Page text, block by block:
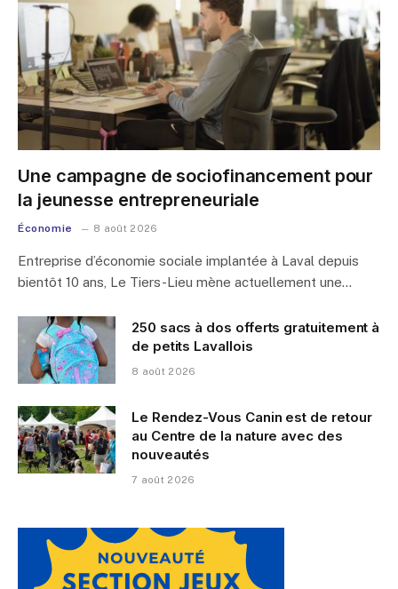
Une campagne de sociofinancement pour
la jeunesse entrepreneuriale
Économie 8 août 2026
Entreprise d’économie sociale implantée à Laval depuis
bientôt 10 ans, Le Tiers-Lieu mène actuellement une…
250 sacs à dos offerts gratuitement à
de petits Lavallois
8 août 2026
Le Rendez-Vous Canin est de retour
au Centre de la nature avec des
nouveautés
7 août 2026